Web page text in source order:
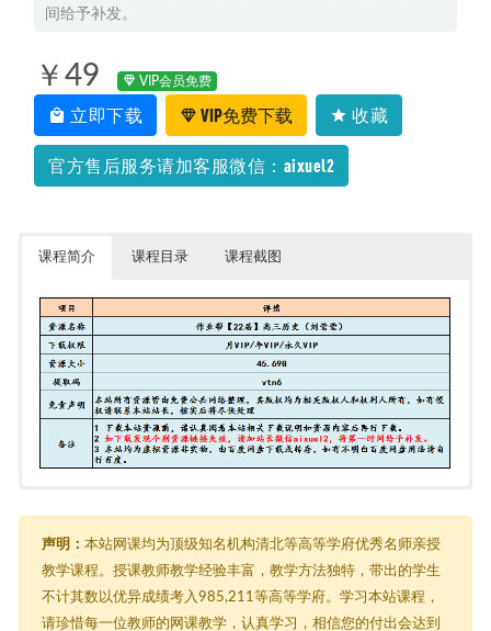
间给予补发。
￥49 VIP会员免费
立即下载 VIP免费下载 收藏
官方售后服务请加客服微信：aixuel2
课程简介 课程目录 课程截图
├─ 10.2022高三历史刘莹莹尖端秋季
│ ├─ 01.【通史整合】四大制度贯穿先秦史(1).mp4
│ ├─ 02【通史整合】三大视角把握秦汉时期封建社会的雏形.mp4
│ ├─ 03.【通史整合】五大要素掌握魏晋南北朝封建社会的转型.mp4
│ ├─ 04.【通史整合】三板斧剖析隋唐时期封建社会的成熟.mp4
声明： 本站网课均为顶级知名机构清北等高等学府优秀名师亲授
教学课程。授课教师教学经验丰富，教学方法独特，带出的学生
不计其数以优异成绩考入985,211等高等学府。学习本站课程，
请珍惜每一位教师的网课教学，认真学习，相信您的付出会达到
教你如何谈恋爱六大秘籍教你挽回爱情教程，百度网盘资源
2023高中英语教程袁惠高考英语a+视频教程讲义全年班（暑
假班） 2022-08-13